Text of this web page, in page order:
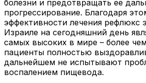
болезни и предотвращать ее
прогрессирование. Благодаря
эффективности лечения рефлюкс
Израиле на сегодняшний день
самых высоких в мире – более
пациенты полностью
дальнейшем не испытывают
воспалением пищевода.